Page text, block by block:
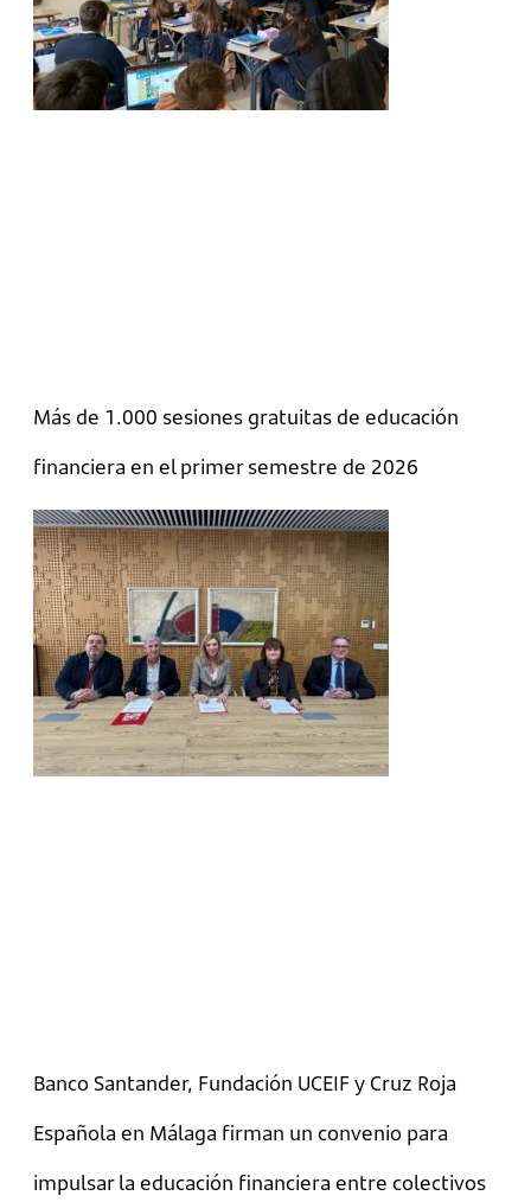
Más de 1.000 sesiones gratuitas de educación
financiera en el primer semestre de 2026
Banco Santander, Fundación UCEIF y Cruz Roja
Española en Málaga firman un convenio para
impulsar la educación financiera entre colectivos